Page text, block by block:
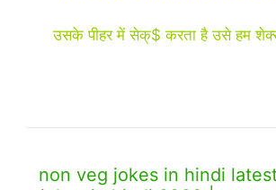
उसके पीहर में सेक्$ करता है उसे हम
non veg jokes in hindi